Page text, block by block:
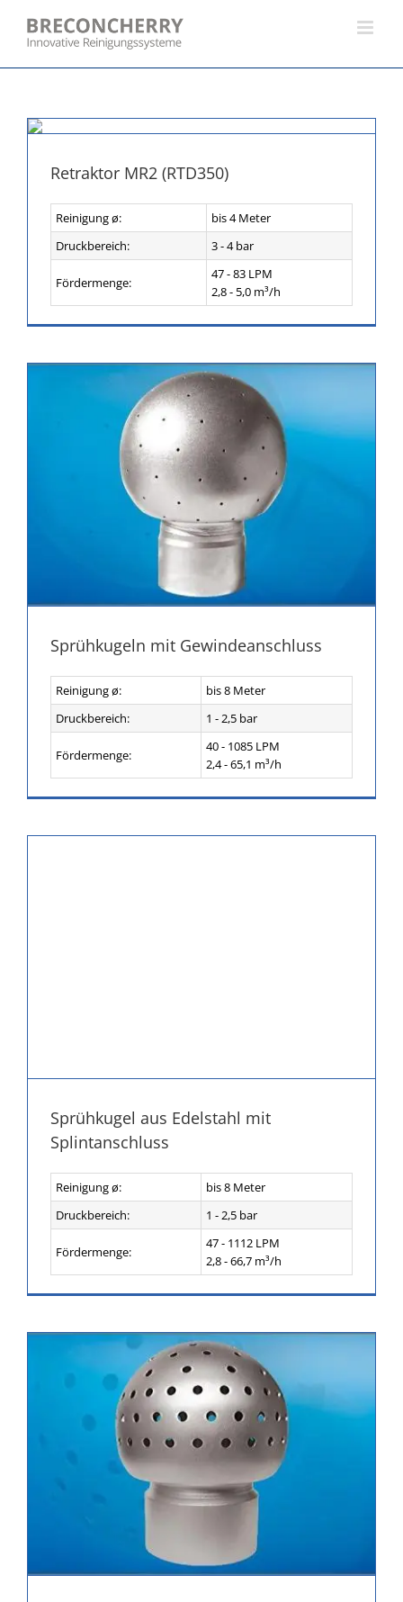
content
Retraktor MR2 (RTD350)
Reinigung ø:
bis 4 Meter
Druckbereich:
3 - 4 bar
Fördermenge:
47 - 83 LPM
2,8 - 5,0 m³/h
Sprühkugeln mit Gewindeanschluss
Reinigung ø:
bis 8 Meter
Druckbereich:
1 - 2,5 bar
Fördermenge:
40 - 1085 LPM
2,4 - 65,1 m³/h
Sprühkugel aus Edelstahl mit
Splintanschluss
Reinigung ø:
bis 8 Meter
Druckbereich:
1 - 2,5 bar
Fördermenge:
47 - 1112 LPM
2,8 - 66,7 m³/h